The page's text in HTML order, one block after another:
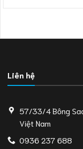
Liên hệ
57/33/4 Bông
Việt Nam
0936 237 688